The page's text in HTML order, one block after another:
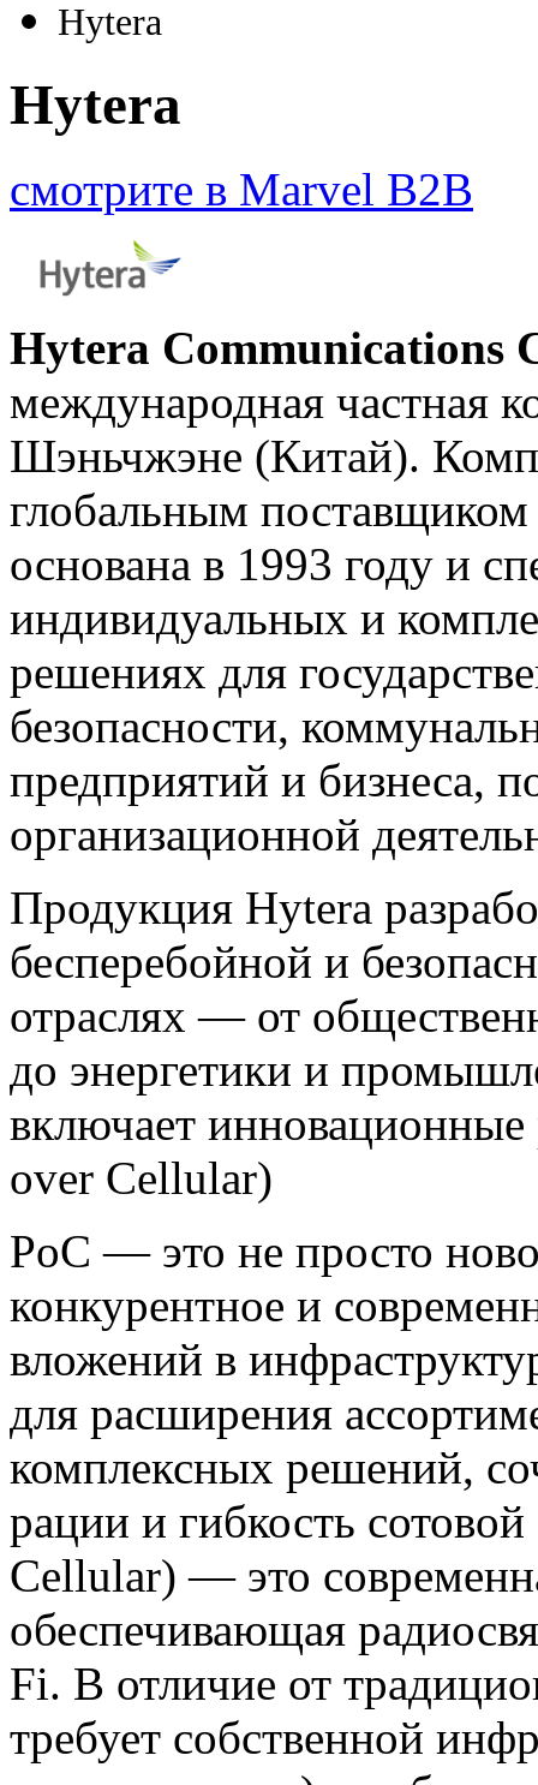
Hytera
Hytera
смотрите в Marvel B2B
Hytera Communications
международная частная
Шэньчжэне (Китай).
глобальным
основана в 1993 году и
индивидуальных и
решениях для
безопасности,
предприятий и бизнеса,
организационной
Продукция Hytera
бесперебойной и
отраслях — от
до энергетики и
включает
over Cellular)
PoC — это не просто
конкурентное и
вложений в
для расширения
комплексных решений,
рации и гибкость
Cellular) — это
обеспечивающая
Fi. В отличие от
требует собственной